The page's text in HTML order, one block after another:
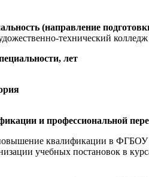
(направление
технический колледж
лет
и профессиональной
квалификации в ФГБОУ
учебных постановок в